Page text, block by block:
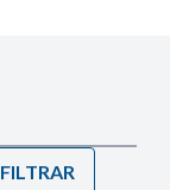
FILTRAR